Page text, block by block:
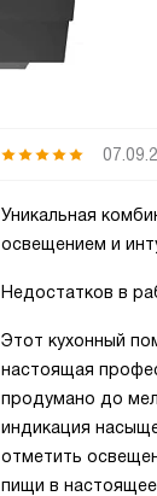
Уникальная
освещением и
Недостатков в
Этот кухонный
настоящая
продумано до
индикация
отметить
пищи в